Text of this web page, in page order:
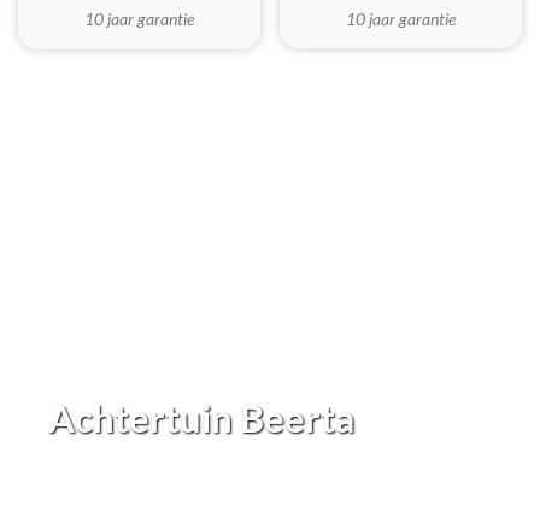
10 jaar garantie
10 jaar garantie
Achtertuin Beerta